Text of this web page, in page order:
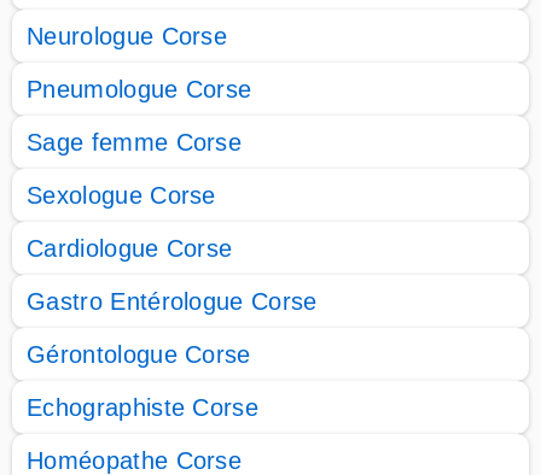
Neurologue Corse
Pneumologue Corse
Sage femme Corse
Sexologue Corse
Cardiologue Corse
Gastro Entérologue Corse
Gérontologue Corse
Echographiste Corse
Homéopathe Corse